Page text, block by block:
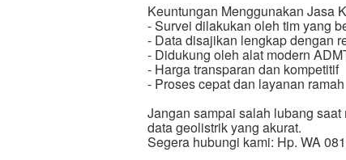
Keuntungan Menggunakan Jasa
- Survei dilakukan oleh tim yang
- Data disajikan lengkap dengan
- Didukung oleh alat modern
- Harga transparan dan kompetitif
- Proses cepat dan layanan ramah
Jangan sampai salah lubang
data geolistrik yang akurat.
Segera hubungi kami: Hp. WA